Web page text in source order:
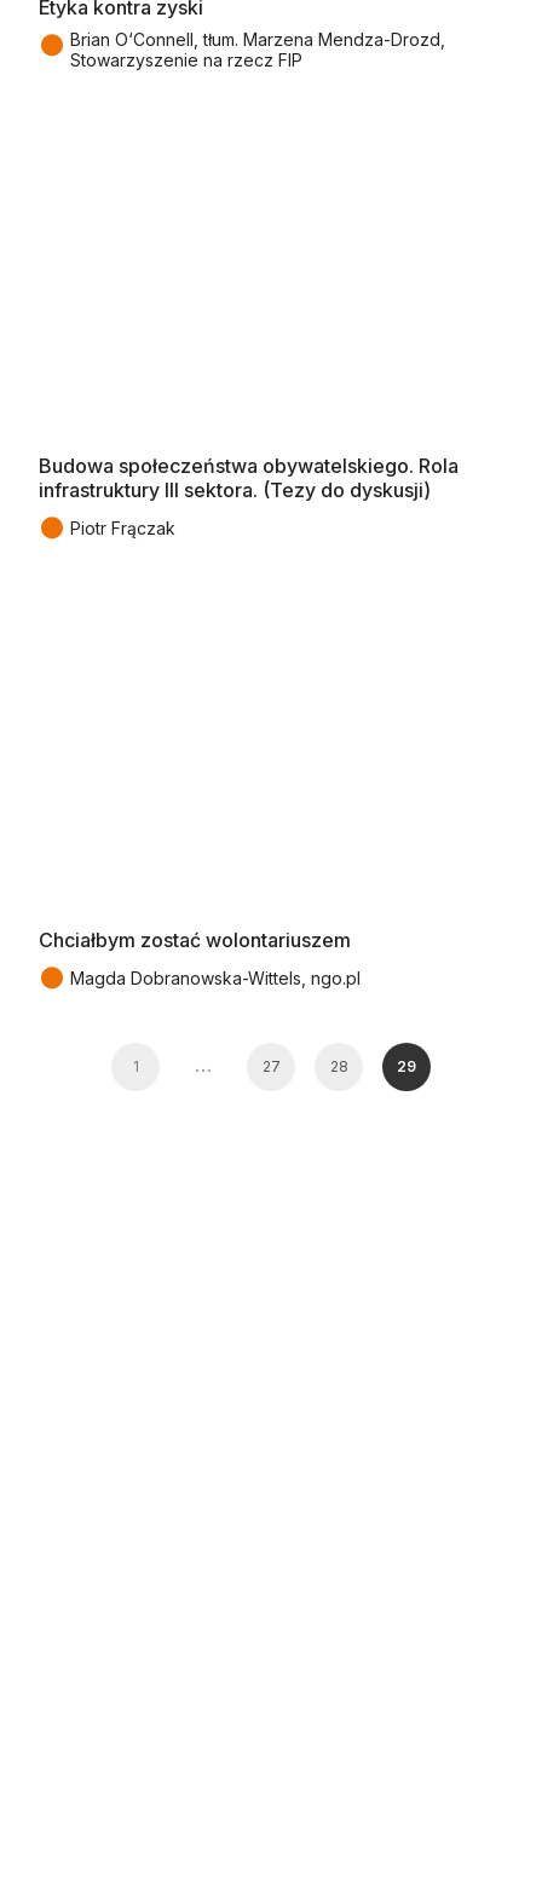
Etyka kontra zyski
● Brian O‘Connell, tłum. Marzena Mendza-Drozd,
Stowarzyszenie na rzecz FIP
Budowa społeczeństwa obywatelskiego. Rola
infrastruktury III sektora. (Tezy do dyskusji)
● Piotr Frączak
Chciałbym zostać wolontariuszem
● Magda Dobranowska-Wittels, ngo.pl
1 … 27 28 29